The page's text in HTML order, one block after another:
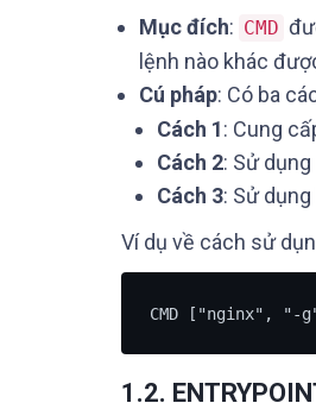
Mục đích: CMD
lệnh nào khác
Cú pháp: Có ba
Cách 1: Cung
Cách 2: Sử
Cách 3: Sử
Ví dụ về cách sử
CMD ["nginx", "-
1.2.